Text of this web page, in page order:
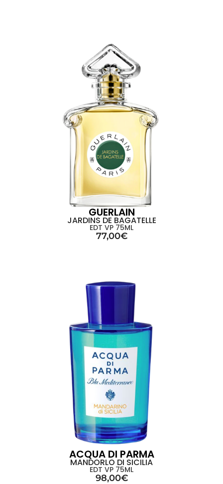
GUERLAIN
JARDINS DE BAGATELLE
EDT VP 75ML
77,00€
ACQUA DI PARMA
MANDORLO DI SICILIA
EDT VP 75ML
98,00€